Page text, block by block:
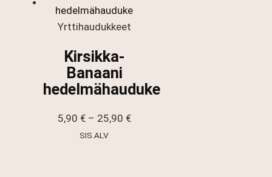
21,90 €
Yrttihaudukkeet
Kirsikka-
Banaani
hedelmähauduke
5,90 € – 25,90 €Hintaluokka:
SIS.ALV